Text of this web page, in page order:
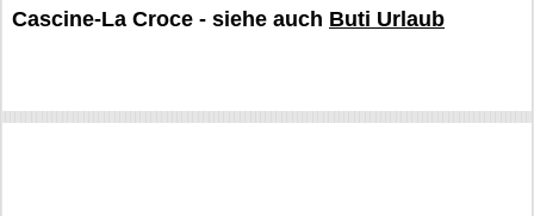
Cascine-La Croce - siehe auch Buti Urlaub